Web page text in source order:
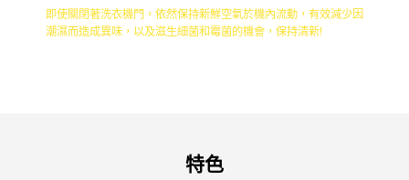
即使關閉著洗衣機門，依然保持新鮮空氣於機內流動，有效減少因
潮濕而造成異味，以及滋生細菌和霉菌的機會，保持清新!
特色